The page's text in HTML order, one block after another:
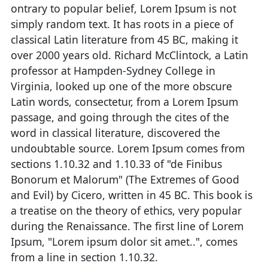
ontrary to popular belief, Lorem Ipsum is not
simply random text. It has roots in a piece of
classical Latin literature from 45 BC, making it
over 2000 years old. Richard McClintock, a Latin
professor at Hampden-Sydney College in
Virginia, looked up one of the more obscure
Latin words, consectetur, from a Lorem Ipsum
passage, and going through the cites of the
word in classical literature, discovered the
undoubtable source. Lorem Ipsum comes from
sections 1.10.32 and 1.10.33 of "de Finibus
Bonorum et Malorum" (The Extremes of Good
and Evil) by Cicero, written in 45 BC. This book is
a treatise on the theory of ethics, very popular
during the Renaissance. The first line of Lorem
Ipsum, "Lorem ipsum dolor sit amet..", comes
from a line in section 1.10.32.